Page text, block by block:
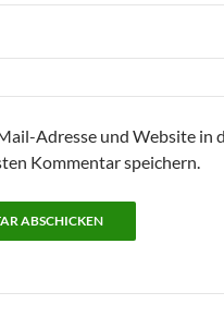
Adresse und Website in
Kommentar speichern.